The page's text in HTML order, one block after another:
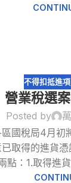
不得扣抵進項,
營業稅選
Posted by
國稅局4月
取得的進貨
：1.取得進